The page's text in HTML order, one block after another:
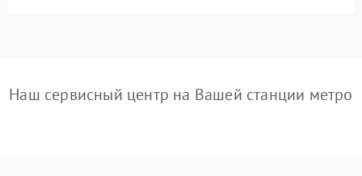
Наш сервисный центр на Вашей станции метро